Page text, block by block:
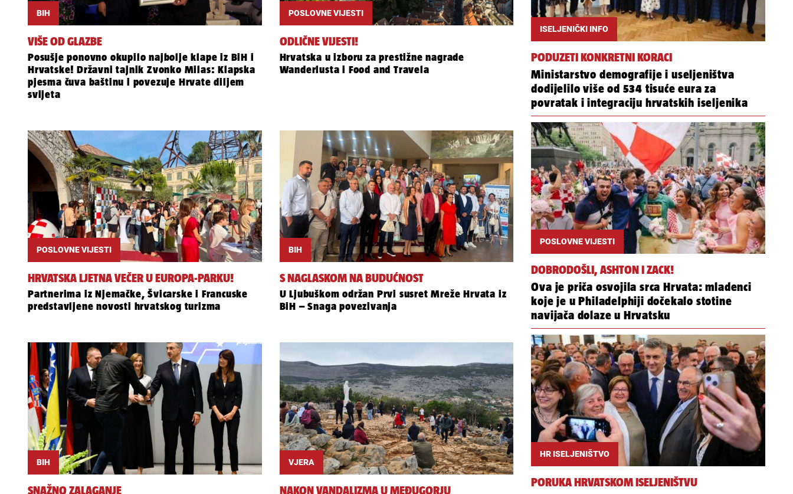
BIH
VIŠE OD GLAZBE
Posušje ponovno okupilo najbolje klape iz BiH i
Hrvatske! Državni tajnik Zvonko Milas: Klapska
pjesma čuva baštinu i povezuje Hrvate diljem
svijeta
POSLOVNE VIJESTI
ODLIČNE VIJESTI!
Hrvatska u izboru za prestižne nagrade
Wanderlusta i Food and Travela
POSLOVNE VIJESTI
HRVATSKA LJETNA VEČER U EUROPA-PARKU!
Partnerima iz Njemačke, Švicarske i Francuske
predstavljene novosti hrvatskog turizma
BIH
S NAGLASKOM NA BUDUĆNOST
U Ljubuškom održan Prvi susret Mreže Hrvata iz
BiH – Snaga povezivanja
BIH
SNAŽNO ZALAGANJE
VJERA
NAKON VANDALIZMA U MEĐUGORJU
ISELJENIČKI INFO
PODUZETI KONKRETNI KORACI
Ministarstvo demografije i useljeništva
dodijelilo više od 534 tisuće eura za
povratak i integraciju hrvatskih iseljenika
POSLOVNE VIJESTI
DOBRODOŠLI, ASHTON I ZACK!
Ova je priča osvojila srca Hrvata: mladenci
koje je u Philadelphiji dočekalo stotine
navijača dolaze u Hrvatsku
HR ISELJENIŠTVO
PORUKA HRVATSKOM ISELJENIŠTVU